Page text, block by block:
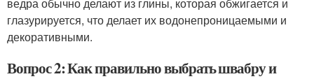
глазурируется, что делает их водонепроницаемыми и
декоративными.
Вопрос 2: Как правильно выбрать швабру и